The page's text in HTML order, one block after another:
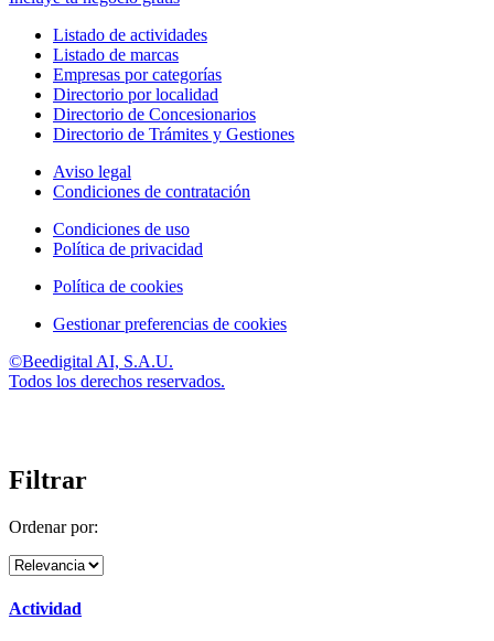
Listado de actividades
Listado de marcas
Empresas por categorías
Directorio por localidad
Directorio de Concesionarios
Directorio de Trámites y Gestiones
Aviso legal
Condiciones de contratación
Condiciones de uso
Política de privacidad
Política de cookies
Gestionar preferencias de cookies
©Beedigital AI, S.A.U.
Todos los derechos reservados.
Filtrar
Ordenar por:
Actividad